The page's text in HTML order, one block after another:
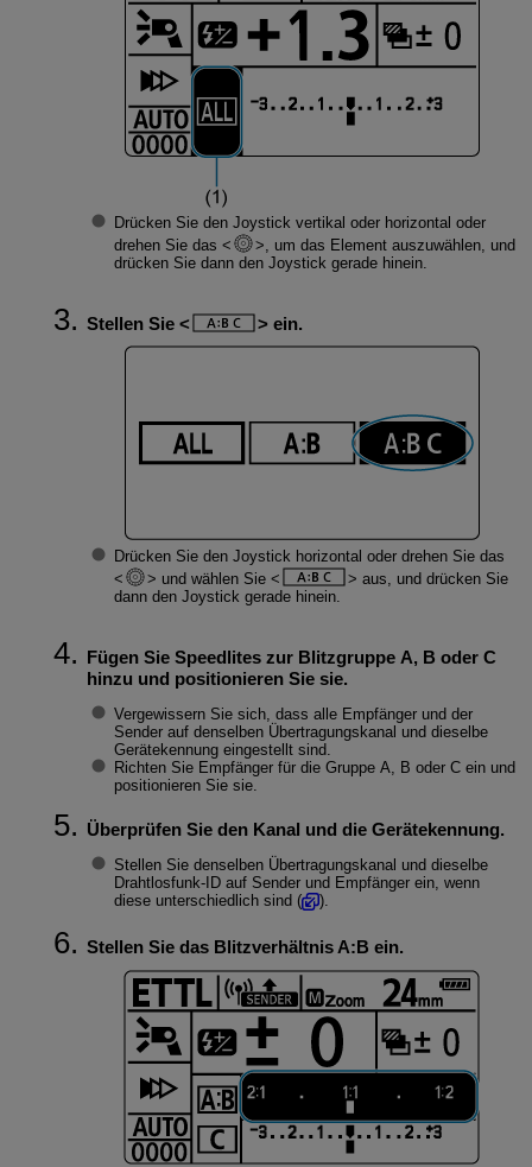
Drücken Sie den Joystick vertikal oder horizontal oder
drehen Sie das
, um das Element auszuwählen, und
drücken Sie dann den Joystick gerade hinein.
Stellen Sie ein.
Drücken Sie den Joystick horizontal oder drehen Sie das
und wählen Sie
aus, und drücken Sie
dann den Joystick gerade hinein.
Fügen Sie Speedlites zur Blitzgruppe A, B oder C
hinzu und positionieren Sie sie.
Vergewissern Sie sich, dass alle Empfänger und der
Sender auf denselben Übertragungskanal und dieselbe
Gerätekennung eingestellt sind.
Richten Sie Empfänger für die Gruppe A, B oder C ein und
positionieren Sie sie.
Überprüfen Sie den Kanal und die Gerätekennung.
Stellen Sie denselben Übertragungskanal und dieselbe
Drahtlosfunk-ID auf Sender und Empfänger ein, wenn
diese unterschiedlich sind (
).
Stellen Sie das Blitzverhältnis A:B ein.